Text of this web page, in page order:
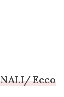
Ecco